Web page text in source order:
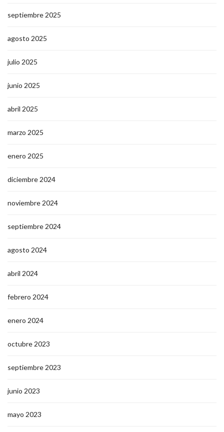
septiembre 2025
agosto 2025
julio 2025
junio 2025
abril 2025
marzo 2025
enero 2025
diciembre 2024
noviembre 2024
septiembre 2024
agosto 2024
abril 2024
febrero 2024
enero 2024
octubre 2023
septiembre 2023
junio 2023
mayo 2023